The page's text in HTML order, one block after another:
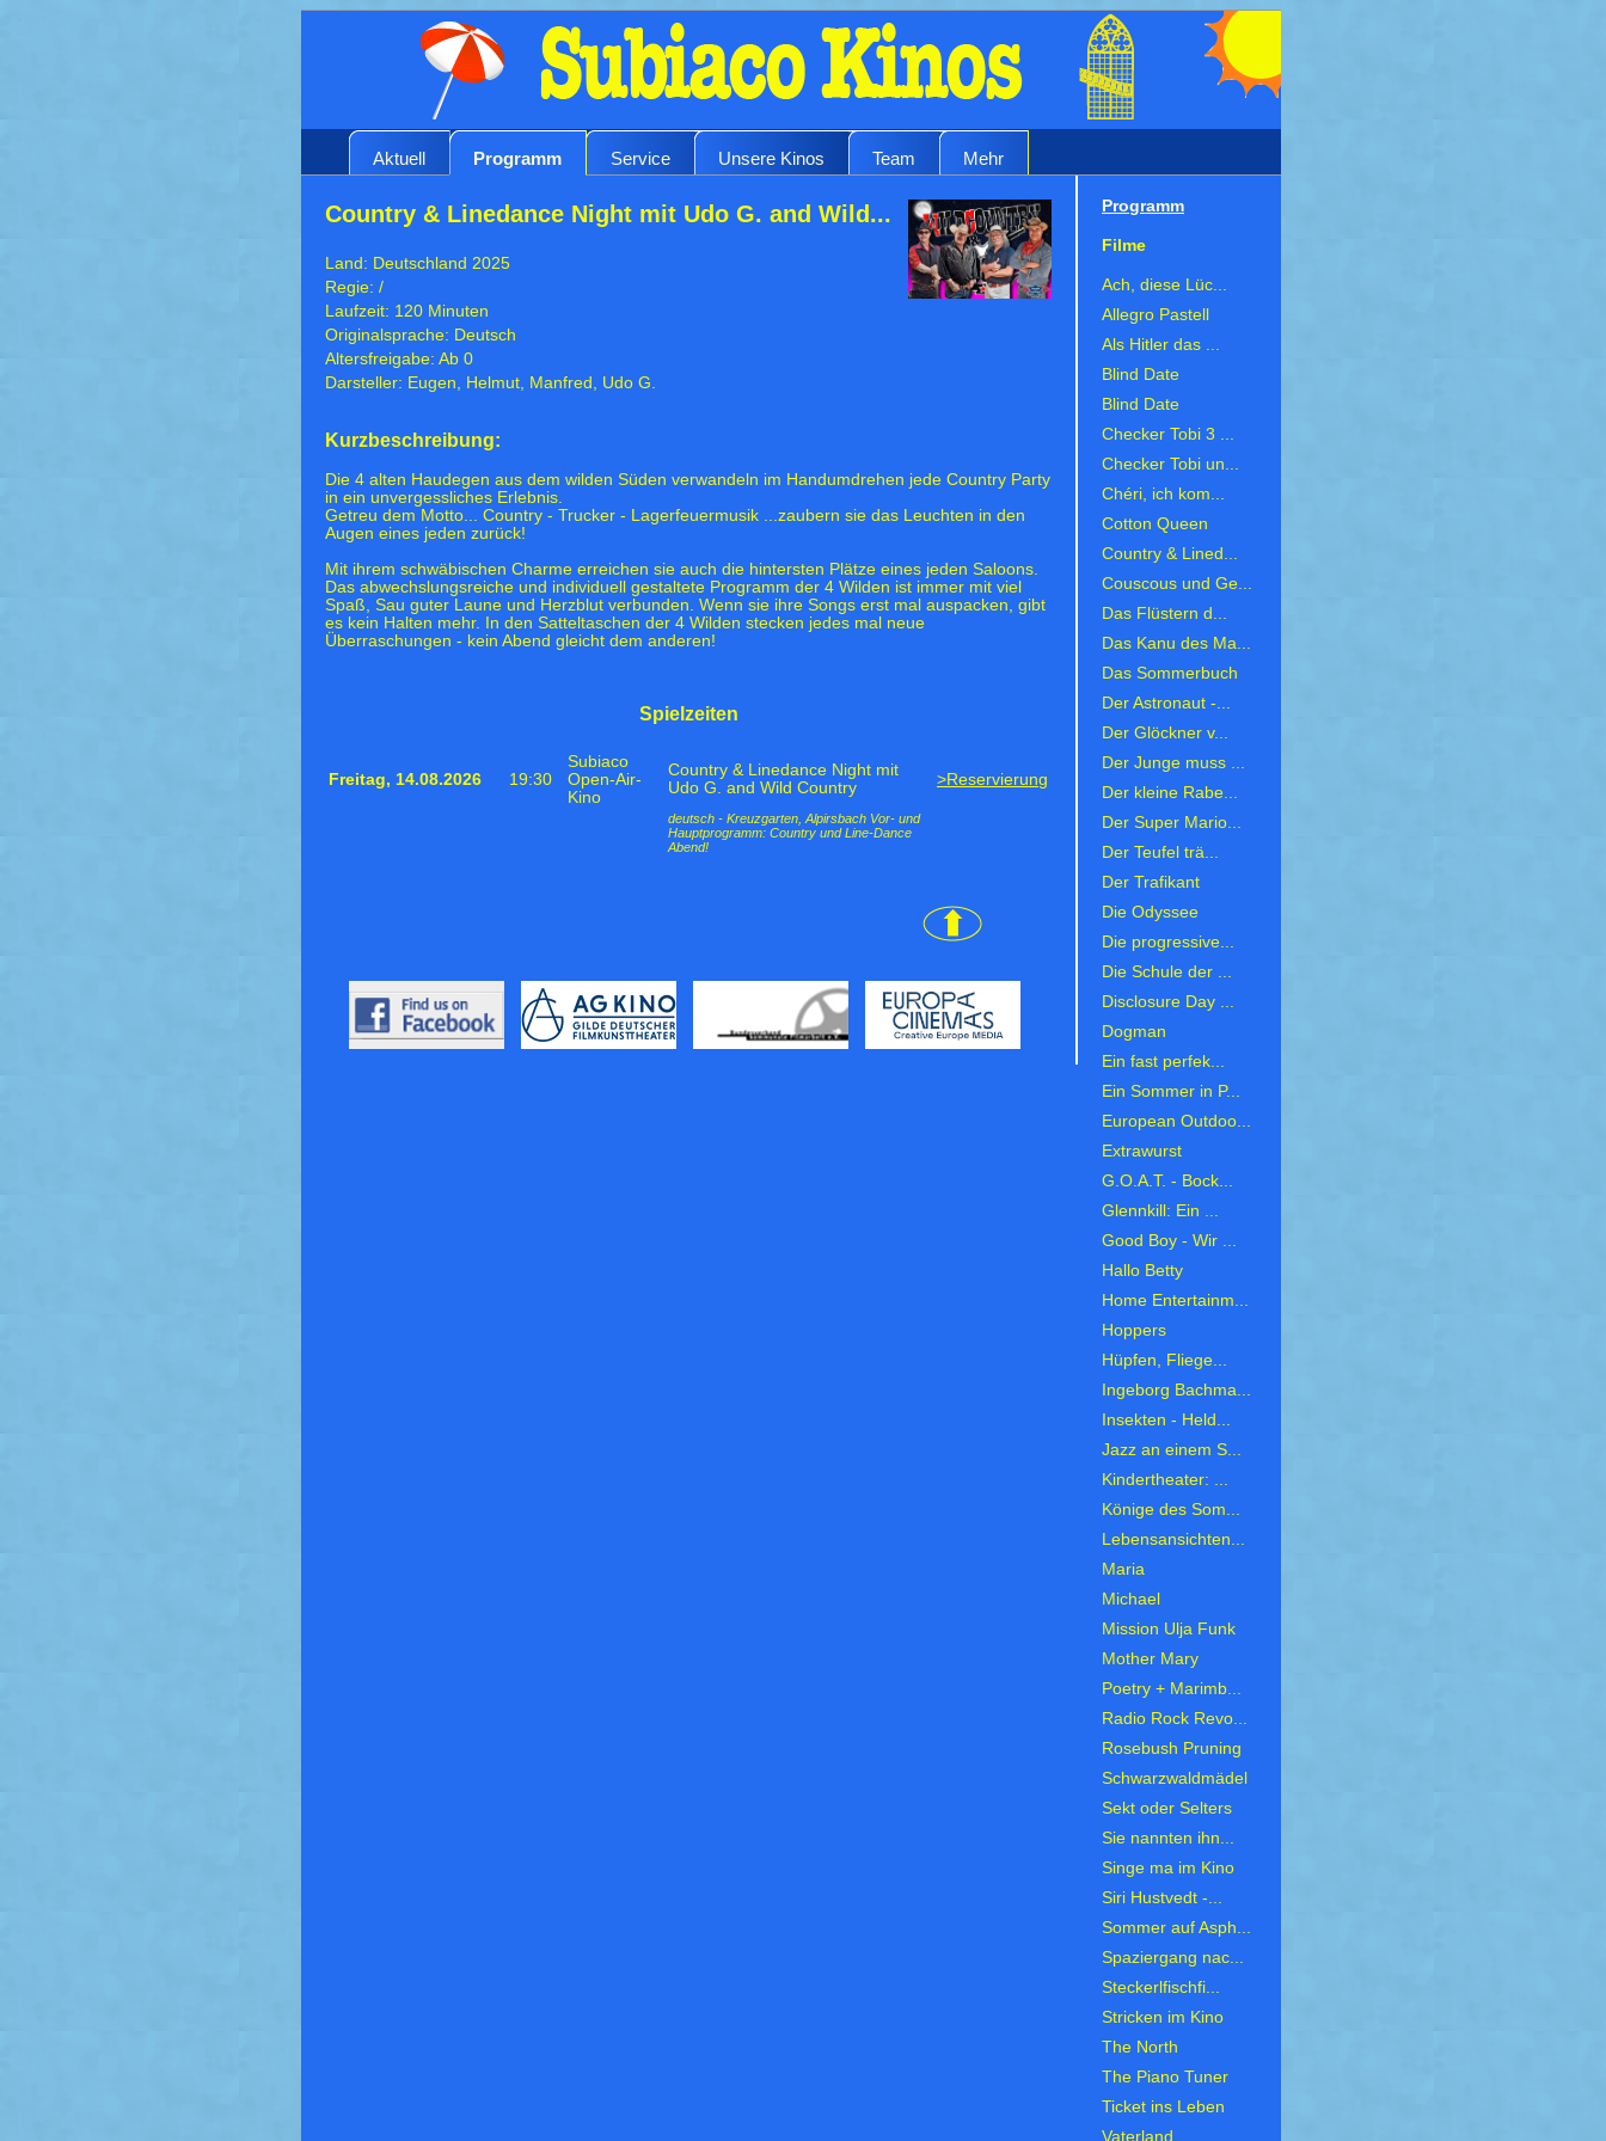
Aktuell Programm Service Unsere Kinos Team Mehr
Country & Linedance Night mit Udo G. and Wild...
Land: Deutschland 2025
Regie: /
Laufzeit: 120 Minuten
Originalsprache: Deutsch
Altersfreigabe: Ab 0
Darsteller: Eugen, Helmut, Manfred, Udo G.
Kurzbeschreibung:
Die 4 alten Haudegen aus dem wilden Süden verwandeln im Handumdrehen jede Country Party
in ein unvergessliches Erlebnis.
Getreu dem Motto... Country - Trucker - Lagerfeuermusik ...zaubern sie das Leuchten in den
Augen eines jeden zurück!
Mit ihrem schwäbischen Charme erreichen sie auch die hintersten Plätze eines jeden Saloons.
Das abwechslungsreiche und individuell gestaltete Programm der 4 Wilden ist immer mit viel
Spaß, Sau guter Laune und Herzblut verbunden. Wenn sie ihre Songs erst mal auspacken, gibt
es kein Halten mehr. In den Satteltaschen der 4 Wilden stecken jedes mal neue
Überraschungen - kein Abend gleicht dem anderen!
Spielzeiten
Freitag, 14.08.2026 19:30
Subiaco
Open-Air-
Kino
Country & Linedance Night mit
Udo G. and Wild Country
>Reservierung
deutsch - Kreuzgarten, Alpirsbach Vor- und
Hauptprogramm: Country und Line-Dance
Abend!
Programm
Filme
Ach, diese Lüc...
Allegro Pastell
Als Hitler das ...
Blind Date
Blind Date
Checker Tobi 3 ...
Checker Tobi un...
Chéri, ich kom...
Cotton Queen
Country & Lined...
Couscous und Ge...
Das Flüstern d...
Das Kanu des Ma...
Das Sommerbuch
Der Astronaut -...
Der Glöckner v...
Der Junge muss ...
Der kleine Rabe...
Der Super Mario...
Der Teufel trä...
Der Trafikant
Die Odyssee
Die progressive...
Die Schule der ...
Disclosure Day ...
Dogman
Ein fast perfek...
Ein Sommer in P...
European Outdoo...
Extrawurst
G.O.A.T. - Bock...
Glennkill: Ein ...
Good Boy - Wir ...
Hallo Betty
Home Entertainm...
Hoppers
Hüpfen, Fliege...
Ingeborg Bachma...
Insekten - Held...
Jazz an einem S...
Kindertheater: ...
Könige des Som...
Lebensansichten...
Maria
Michael
Mission Ulja Funk
Mother Mary
Poetry + Marimb...
Radio Rock Revo...
Rosebush Pruning
Schwarzwaldmädel
Sekt oder Selters
Sie nannten ihn...
Singe ma im Kino
Siri Hustvedt -...
Sommer auf Asph...
Spaziergang nac...
Steckerlfischfi...
Stricken im Kino
The North
The Piano Tuner
Ticket ins Leben
Vaterland